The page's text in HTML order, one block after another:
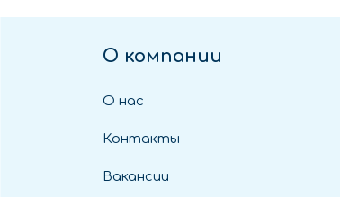
О компании
О нас
Контакты
Вакансии